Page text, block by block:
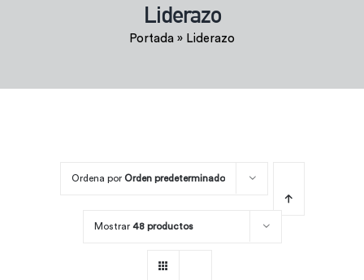
Liderazo
Portada » Liderazo
Ordena por Orden predeterminado
Mostrar 48 productos